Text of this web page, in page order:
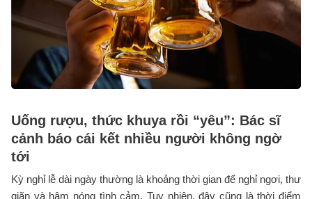
Uống rượu, thức khuya rồi “yêu”: Bác sĩ
cảnh báo cái kết nhiều người không ngờ
tới
Kỳ nghỉ lễ dài ngày thường là khoảng thời gian để nghỉ ngơi, thư
giãn và hâm nóng tình cảm. Tuy nhiên, đây cũng là thời điểm